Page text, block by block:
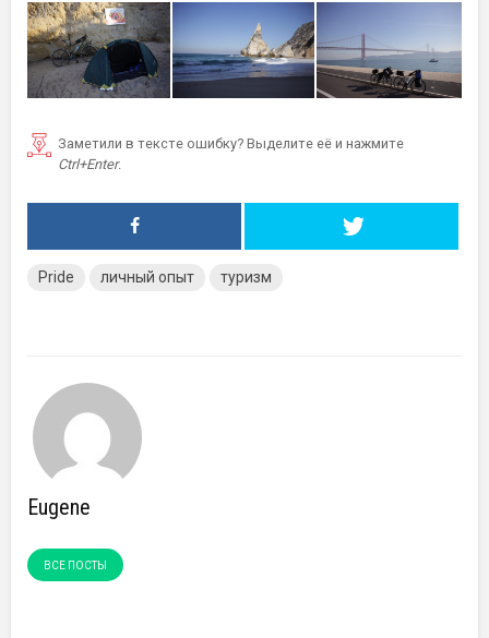
Заметили в тексте ошибку? Выделите её и нажмите
Ctrl+Enter.
Pride личный опыт туризм
Eugene
ВСЕ ПОСТЫ